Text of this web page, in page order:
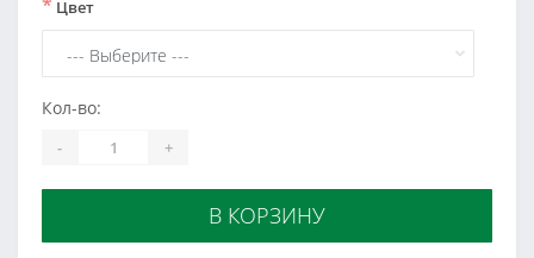
* Цвет
Кол-во:
- +
В КОРЗИНУ